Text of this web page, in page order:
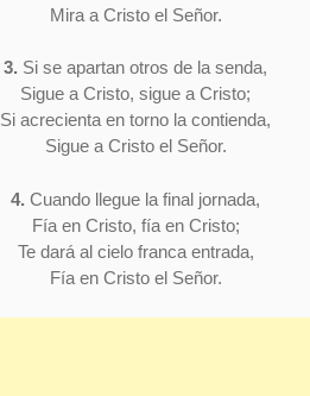
Mira a Cristo el Señor.
3. Si se apartan otros de la senda,
Sigue a Cristo, sigue a Cristo;
Si acrecienta en torno la contienda,
Sigue a Cristo el Señor.
4. Cuando llegue la final jornada,
Fía en Cristo, fía en Cristo;
Te dará al cielo franca entrada,
Fía en Cristo el Señor.